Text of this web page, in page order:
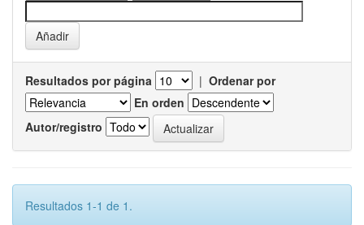
Resultados por página | Ordenar por
En orden
Autor/registro
Resultados 1-1 de 1.